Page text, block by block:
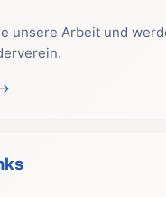
unsere Arbeit und